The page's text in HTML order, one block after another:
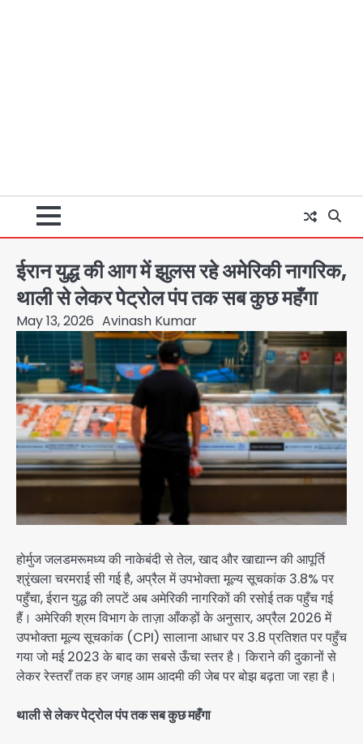
ईरान युद्ध की आग में झुलस रहे अमेरिकी नागरिक,
थाली से लेकर पेट्रोल पंप तक सब कुछ महँगा
May 13, 2026 Avinash Kumar
होर्मुज जलडमरूमध्य की नाकेबंदी से तेल, खाद और खाद्यान्न की आपूर्ति
श्रृंखला चरमराई सी गई है, अप्रैल में उपभोक्ता मूल्य सूचकांक 3.8% पर
पहुँचा, ईरान युद्ध की लपटें अब अमेरिकी नागरिकों की रसोई तक पहुँच गई
हैं। अमेरिकी श्रम विभाग के ताज़ा आँकड़ों के अनुसार, अप्रैल 2026 में
उपभोक्ता मूल्य सूचकांक (CPI) सालाना आधार पर 3.8 प्रतिशत पर पहुँच
गया जो मई 2023 के बाद का सबसे ऊँचा स्तर है। किराने की दुकानों से
लेकर रेस्तराँ तक हर जगह आम आदमी की जेब पर बोझ बढ़ता जा रहा है।
थाली से लेकर पेट्रोल पंप तक सब कुछ महँगा